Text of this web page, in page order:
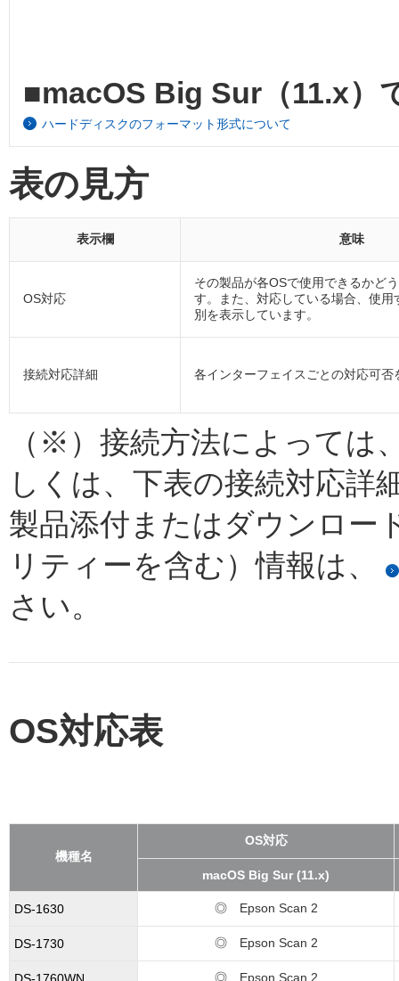
■macOS Big Sur（11.x）
ハードディスクのフォーマット形式について
表の見方
表示欄 意味
OS対応
その製品が各OSで使用できるかど
す。また、対応している場合、使用
別を表示しています。
接続対応詳細 各インターフェイスごとの対応可否
（※）接続方法によっては
しくは、下表の接続対応詳
製品添付またはダウンロー
リティーを含む）情報は、
さい。
OS対応表
機種名
OS対応
macOS Big Sur (11.x)
DS-1630 ◎ Epson Scan 2
DS-1730 ◎ Epson Scan 2
DS-1760WN ◎ Epson Scan 2